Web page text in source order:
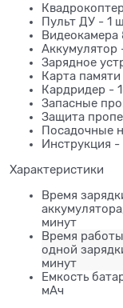
Пульт ДУ - 1
Видеокамера
Аккумулятор
Зарядное
Карта
Кардридер -
Запасные
Защита
Посадочные
Инструкция -
Характеристики
Время
минут
Время
одной
минут
Емкость
мАч